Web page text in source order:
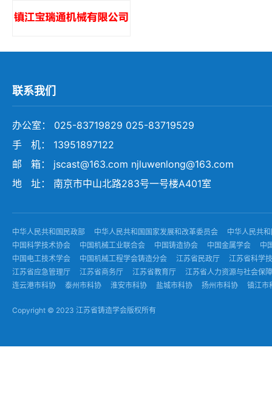
联系我们
办公室： 025-83719829 025-83719529
手 机： 13951897122
邮 箱： jscast@163.com njluwenlong@163.com
地 址： 南京市中山北路283号一号楼A401室
中华人民共和国民政部 中华人民共和国国家发展和改革委员会
中华人民共
中国科学技术协会
中国机械工业联合会 中国铸造协会 中国金属学会
中
中国电工技术学会
中国机械工程学会铸造分会 江苏省民政厅
江苏省科学
江苏省应急管理厅
江苏省商务厅 江苏省教育厅
江苏省人力资源与社会保
连云港市科协
泰州市科协 淮安市科协 盐城市科协 扬州市科协 镇江市
Copyright © 2023 江苏省铸造学会版权所有